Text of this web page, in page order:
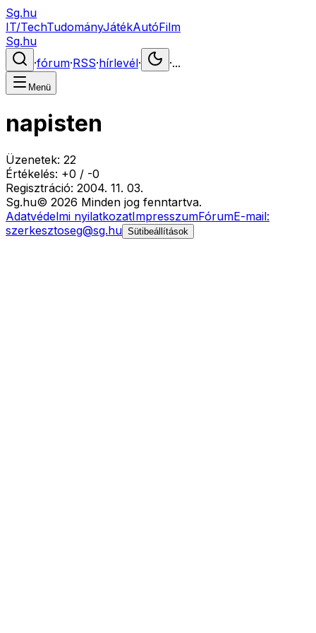
Sg.hu
IT/TechTudományJátékAutóFilm
Sg.hu
·fórum·RSS·hírlevél· ·...
Menü
napisten
Üzenetek: 22
Értékelés: +0 / -0
Regisztráció: 2004. 11. 03.
Sg.hu© 2026 Minden jog fenntartva.
Adatvédelmi nyilatkozatImpresszumFórumE-mail:
szerkesztoseg@sg.hu Sütibeállítások